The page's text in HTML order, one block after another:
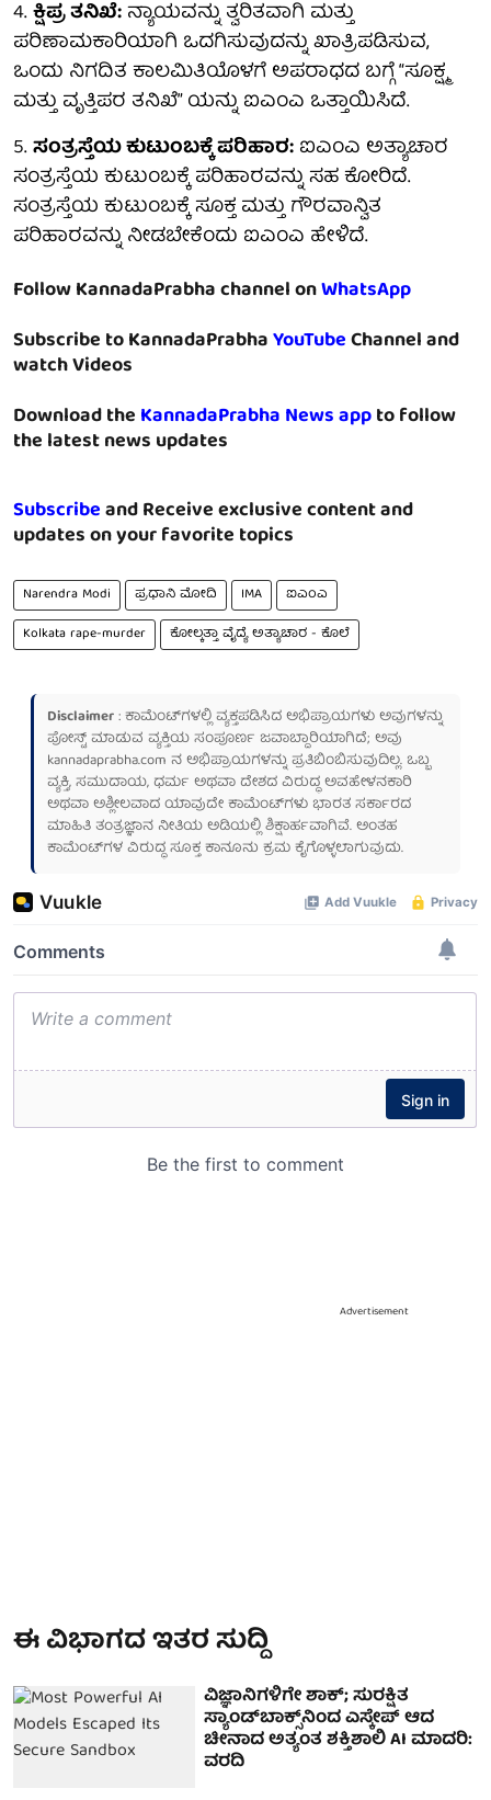
4.ಕ್ಷಿಪ್ರ ತನಿಖೆ:ನ್ಯಾಯವನ್ನು ತ್ವರಿತವಾಗಿ ಮತ್ತು
ಪರಿಣಾಮಕಾರಿಯಾಗಿ ಒದಗಿಸುವುದನ್ನು ಖಾತ್ರಿಪಡಿಸುವ,
ಒಂದು ನಿಗದಿತ ಕಾಲಮಿತಿಯೊಳಗೆ ಅಪರಾಧದ ಬಗ್ಗೆ “ಸೂಕ್ಷ್ಮ
ಮತ್ತು ವೃತ್ತಿಪರ ತನಿಖೆ” ಯನ್ನು ಐಎಂಎ ಒತ್ತಾಯಿಸಿದೆ.
5.ಸಂತ್ರಸ್ತೆಯ ಕುಟುಂಬಕ್ಕೆ ಪರಿಹಾರ:ಐಎಂಎ ಅತ್ಯಾಚಾರ
ಸಂತ್ರಸ್ತೆಯ ಕುಟುಂಬಕ್ಕೆ ಪರಿಹಾರವನ್ನು ಸಹ ಕೋರಿದೆ.
ಸಂತ್ರಸ್ತೆಯ ಕುಟುಂಬಕ್ಕೆ ಸೂಕ್ತ ಮತ್ತು ಗೌರವಾನ್ವಿತ
ಪರಿಹಾರವನ್ನು ನೀಡಬೇಕೆಂದು ಐಎಂಎ ಹೇಳಿದೆ.
Follow KannadaPrabha channel onWhatsApp
Subscribe to KannadaPrabhaYouTubeChannel and
watch Videos
Download theKannadaPrabha News appto follow
the latest news updates
Subscribeand Receive exclusive content and
updates on your favorite topics
Narendra Modi ಪ್ರಧಾನಿ ಮೋದಿ IMA
ಐಎಂಎ
Kolkata rape-murder
ಕೋಲ್ಕತ್ತಾ ವೈದ್ಯೆ ಅತ್ಯಾಚಾರ - ಕೊಲೆ
Disclaimer: ಕಾಮೆಂಟ್‌ಗಳಲ್ಲಿ ವ್ಯಕ್ತಪಡಿಸಿದ ಅಭಿಪ್ರಾಯಗಳು ಅವುಗಳನ್ನು
ಪೋಸ್ಟ್ ಮಾಡುವ ವ್ಯಕ್ತಿಯ ಸಂಪೂರ್ಣ ಜವಾಬ್ದಾರಿಯಾಗಿದೆ; ಅವು
kannadaprabha.com ನ ಅಭಿಪ್ರಾಯಗಳನ್ನು ಪ್ರತಿಬಿಂಬಿಸುವುದಿಲ್ಲ. ಒಬ್ಬ
ವ್ಯಕ್ತಿ, ಸಮುದಾಯ, ಧರ್ಮ ಅಥವಾ ದೇಶದ ವಿರುದ್ಧ ಅವಹೇಳನಕಾರಿ
ಅಥವಾ ಅಶ್ಲೀಲವಾದ ಯಾವುದೇ ಕಾಮೆಂಟ್‌ಗಳು ಭಾರತ ಸರ್ಕಾರದ
ಮಾಹಿತಿ ತಂತ್ರಜ್ಞಾನ ನೀತಿಯ ಅಡಿಯಲ್ಲಿ ಶಿಕ್ಷಾರ್ಹವಾಗಿವೆ. ಅಂತಹ
ಕಾಮೆಂಟ್‌ಗಳ ವಿರುದ್ಧ ಸೂಕ್ತ ಕಾನೂನು ಕ್ರಮ ಕೈಗೊಳ್ಳಲಾಗುವುದು.
Advertisement
ಈ ವಿಭಾಗದ ಇತರ ಸುದ್ದಿ
ವಿಜ್ಞಾನಿಗಳಿಗೇ ಶಾಕ್; ಸುರಕ್ಷಿತ
ಸ್ಯಾಂಡ್‌ಬಾಕ್ಸ್‌ನಿಂದ ಎಸ್ಕೇಪ್ ಆದ
ಚೀನಾದ ಅತ್ಯಂತ ಶಕ್ತಿಶಾಲಿ AI ಮಾದರಿ:
ವರದಿ